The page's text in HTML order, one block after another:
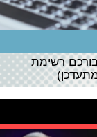
רשימת